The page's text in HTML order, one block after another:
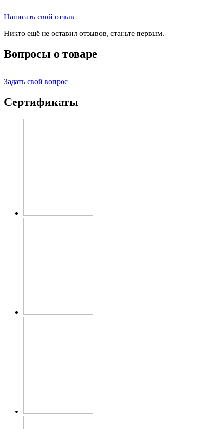
Написать свой отзыв
Никто ещё не оставил отзывов, станьте первым.
Вопросы о товаре
Задать свой вопрос
Сертификаты